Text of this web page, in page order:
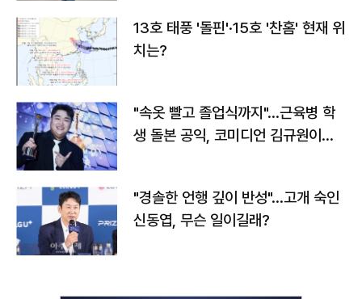
13호 태풍 '돌핀'·15호 '찬홈' 현재 위
치는?
"속옷 빨고 졸업식까지"…근육병 학
생 돌본 공익, 코미디언 김규원이었
"경솔한 언행 깊이 반성"…고개 숙인
신동엽, 무슨 일이길래?